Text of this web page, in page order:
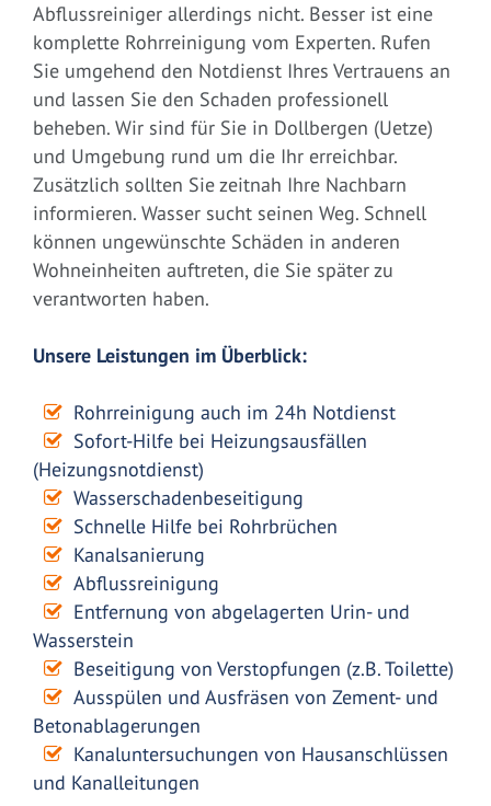
Abflussreiniger allerdings nicht. Besser ist eine
komplette Rohrreinigung vom Experten. Rufen
Sie umgehend den Notdienst Ihres Vertrauens an
und lassen Sie den Schaden professionell
beheben. Wir sind für Sie in Dollbergen (Uetze)
und Umgebung rund um die Ihr erreichbar.
Zusätzlich sollten Sie zeitnah Ihre Nachbarn
informieren. Wasser sucht seinen Weg. Schnell
können ungewünschte Schäden in anderen
Wohneinheiten auftreten, die Sie später zu
verantworten haben.
Unsere Leistungen im Überblick:
Rohrreinigung auch im 24h Notdienst
Sofort-Hilfe bei Heizungsausfällen
(Heizungsnotdienst)
Wasserschadenbeseitigung
Schnelle Hilfe bei Rohrbrüchen
Kanalsanierung
Abflussreinigung
Entfernung von abgelagerten Urin- und
Wasserstein
Beseitigung von Verstopfungen (z.B. Toilette)
Ausspülen und Ausfräsen von Zement- und
Betonablagerungen
Kanaluntersuchungen von Hausanschlüssen
und Kanalleitungen